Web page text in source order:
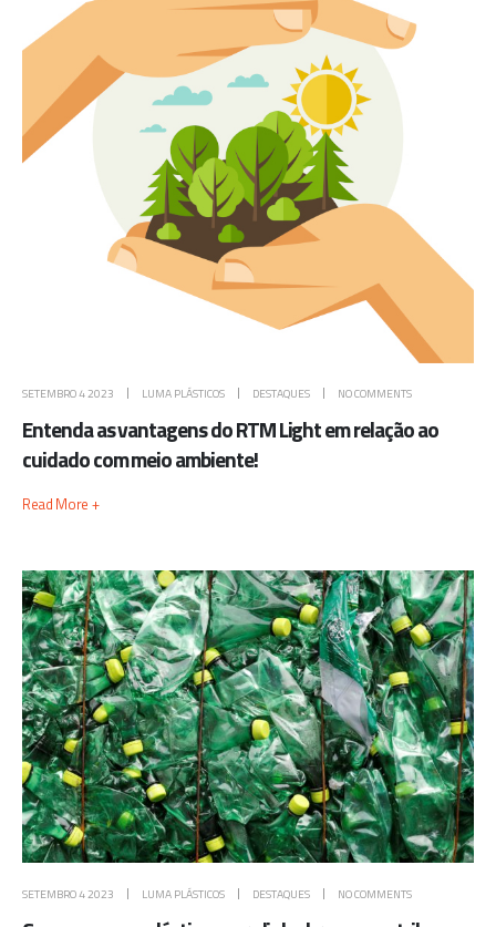
SETEMBRO 4 2023 LUMA PLÁSTICOS DESTAQUES NO COMMENTS
Entenda as vantagens do RTM Light em relação ao
cuidado com meio ambiente!
Read More +
SETEMBRO 4 2023 LUMA PLÁSTICOS DESTAQUES NO COMMENTS